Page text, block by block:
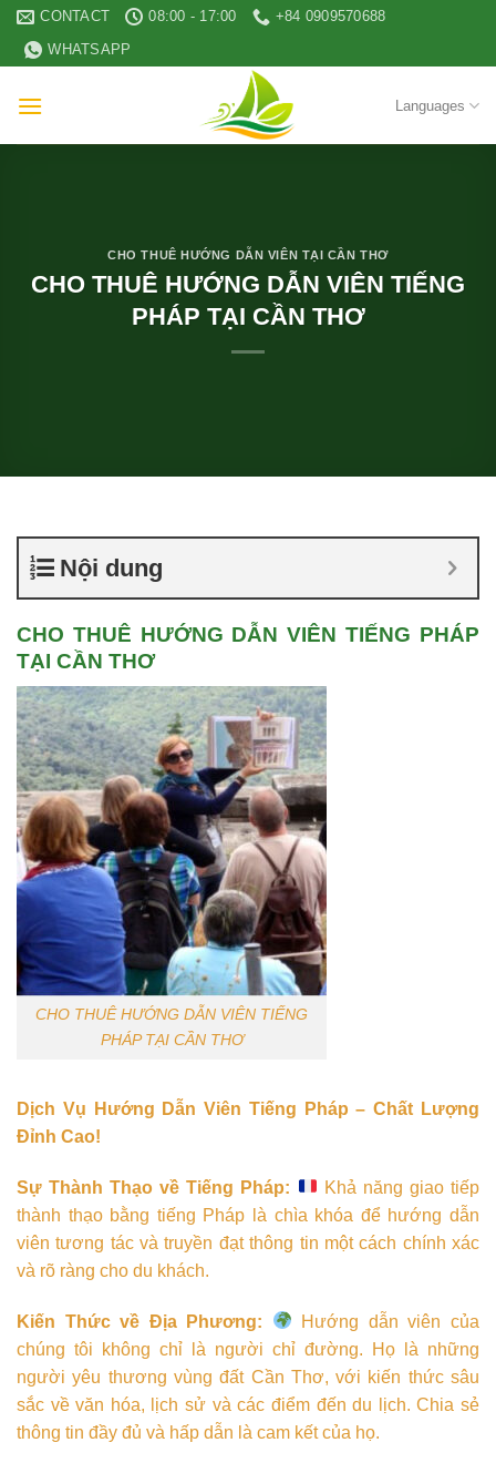
Skip
content
CONTACT 08:00 - 17:00
+84 0909570688
WHATSAPP
Languages
CHO THUÊ HƯỚNG DẪN VIÊN TẠI CẦN THƠ
CHO THUÊ HƯỚNG DẪN VIÊN TIẾNG
PHÁP TẠI CẦN THƠ
Nội dung
CHO THUÊ HƯỚNG DẪN VIÊN TIẾNG PHÁP
TẠI CẦN THƠ
CHO THUÊ HƯỚNG DẪN VIÊN TIẾNG
PHÁP TẠI CẦN THƠ
Dịch Vụ Hướng Dẫn Viên Tiếng Pháp – Chất Lượng
Đỉnh Cao!
Sự Thành Thạo về Tiếng Pháp:
Khả năng giao tiếp
thành thạo bằng tiếng Pháp là chìa khóa để hướng dẫn
viên tương tác và truyền đạt thông tin một cách chính xác
và rõ ràng cho du khách.
Kiến Thức về Địa Phương:
Hướng dẫn viên của
chúng tôi không chỉ là người chỉ đường. Họ là những
người yêu thương vùng đất Cần Thơ, với kiến thức sâu
sắc về văn hóa, lịch sử và các điểm đến du lịch. Chia sẻ
thông tin đầy đủ và hấp dẫn là cam kết của họ.